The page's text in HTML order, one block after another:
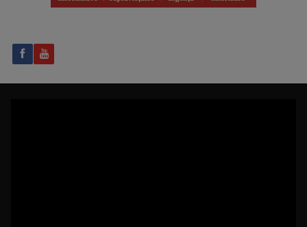
Prezintă „Cântecul de acasă” și „Cântec și ...